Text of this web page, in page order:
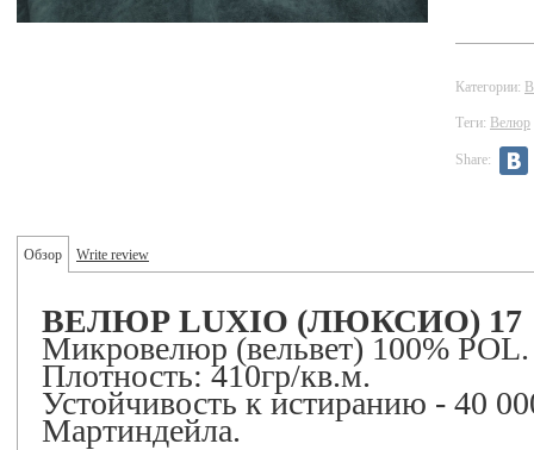
Категории:
Теги: Велюр
Share:
Обзор Write review
ВЕЛЮР LUXIO (ЛЮКСИО) 17
Микровелюр (вельвет) 100% POL.
Плотность: 410гр/кв.м.
Устойчивость к истиранию - 40
Мартиндейла.